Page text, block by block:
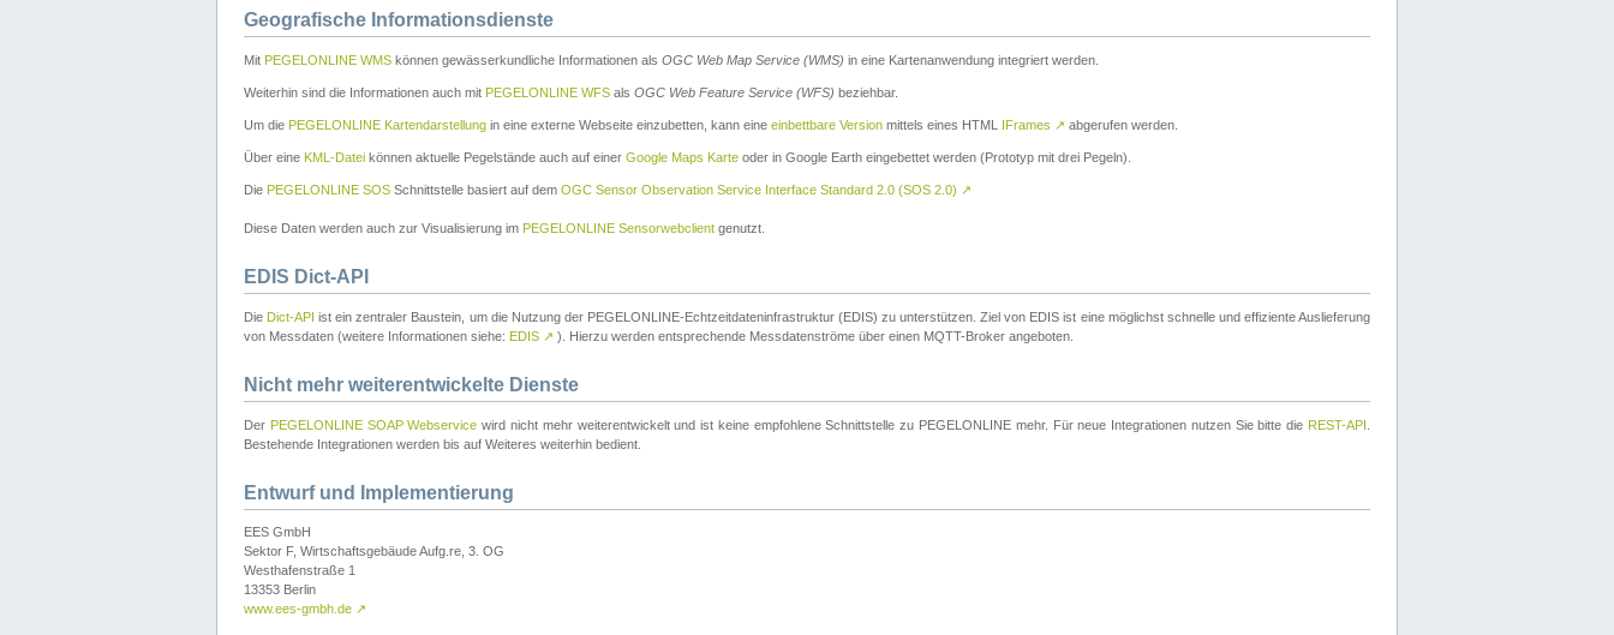
Geografische Informationsdienste
Mit PEGELONLINE WMS können gewässerkundliche Informationen als OGC Web Map Service (WMS) in eine Kartenanwendung integriert werden.
Weiterhin sind die Informationen auch mit PEGELONLINE WFS als OGC Web Feature Service (WFS) beziehbar.
Um die PEGELONLINE Kartendarstellung in eine externe Webseite einzubetten, kann eine einbettbare Version mittels eines HTML IFrames ↗ abgerufen werden.
Über eine KML-Datei können aktuelle Pegelstände auch auf einer Google Maps Karte oder in Google Earth eingebettet werden (Prototyp mit drei Pegeln).
Die PEGELONLINE SOS Schnittstelle basiert auf dem OGC Sensor Observation Service Interface Standard 2.0 (SOS 2.0) ↗
Diese Daten werden auch zur Visualisierung im PEGELONLINE Sensorwebclient genutzt.
EDIS Dict-API
Die Dict-API ist ein zentraler Baustein, um die Nutzung der PEGELONLINE-Echtzeitdateninfrastruktur (EDIS) zu unterstützen. Ziel von EDIS ist eine möglichst schnelle und effiziente Auslieferung
von Messdaten (weitere Informationen siehe: EDIS ↗ ). Hierzu werden entsprechende Messdatenströme über einen MQTT-Broker angeboten.
Nicht mehr weiterentwickelte Dienste
Der PEGELONLINE SOAP Webservice wird nicht mehr weiterentwickelt und ist keine empfohlene Schnittstelle zu PEGELONLINE mehr. Für neue Integrationen nutzen Sie bitte die REST-API
Bestehende Integrationen werden bis auf Weiteres weiterhin bedient.
Entwurf und Implementierung
EES GmbH
Sektor F, Wirtschaftsgebäude Aufg.re, 3. OG
Westhafenstraße 1
13353 Berlin
www.ees-gmbh.de ↗